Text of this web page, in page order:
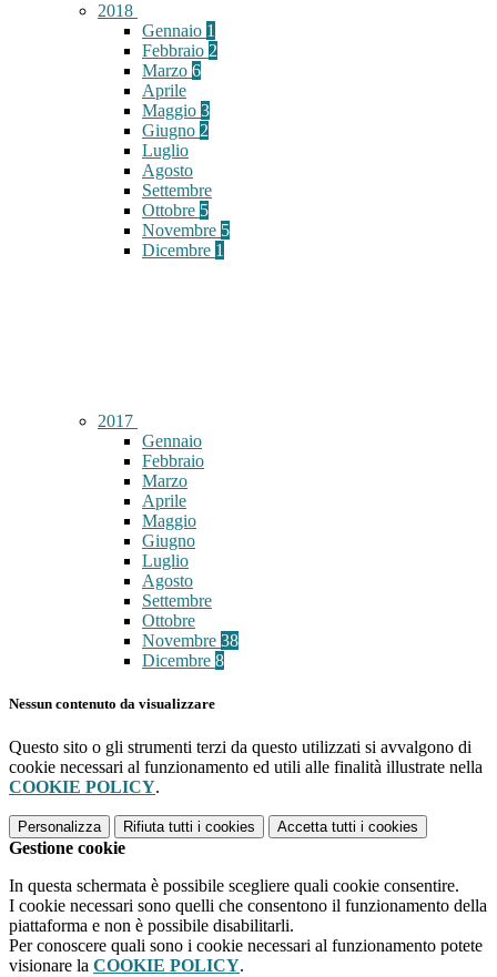
2018
Gennaio 1
Febbraio 2
Marzo 6
Aprile
Maggio 3
Giugno 2
Luglio
Agosto
Settembre
Ottobre 5
Novembre 5
Dicembre 1
2017
Gennaio
Febbraio
Marzo
Aprile
Maggio
Giugno
Luglio
Agosto
Settembre
Ottobre
Novembre 38
Dicembre 8
Nessun contenuto da visualizzare
Questo sito o gli strumenti terzi da questo utilizzati si avvalgono di
cookie necessari al funzionamento ed utili alle finalità illustrate nella
COOKIE POLICY.
Personalizza Rifiuta tutti i cookies Accetta tutti i cookies
Gestione cookie
In questa schermata è possibile scegliere quali cookie consentire.
I cookie necessari sono quelli che consentono il funzionamento della
piattaforma e non è possibile disabilitarli.
Per conoscere quali sono i cookie necessari al funzionamento potete
visionare la COOKIE POLICY.